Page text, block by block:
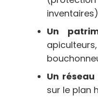
Un
Un
sur le plan